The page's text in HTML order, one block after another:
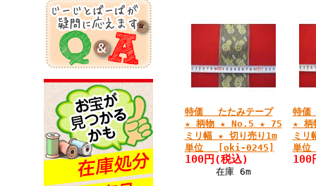
特価 たたみテープ
★ 柄物 ★ No.5 ★ 75
ミリ幅 ★ 切り売り1m
単位 [oki-0245]
100円 (税込)
在庫 6m
特価
★
ミリ
単
100